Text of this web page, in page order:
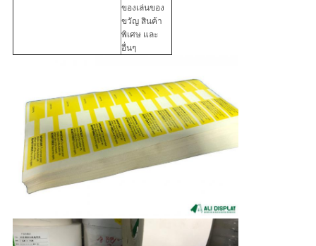
ของเล่นของ
ขวัญ สินค้า
พิเศษ และ
อื่นๆ